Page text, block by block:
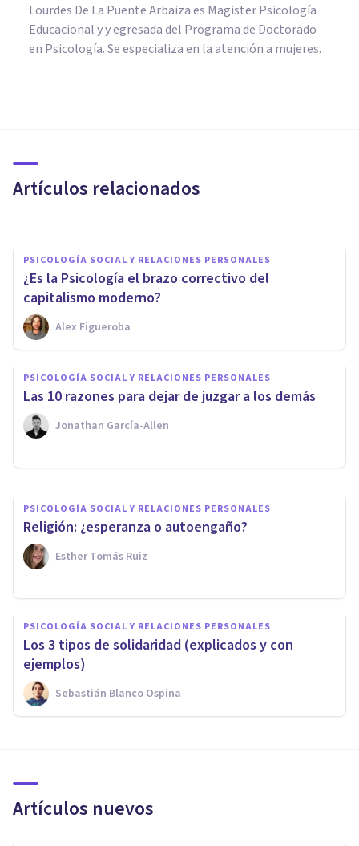
Lourdes De La Puente Arbaiza es Magister Psicología
Educacional y y egresada del Programa de Doctorado
en Psicología. Se especializa en la atención a mujeres.
Artículos relacionados
religiones?
PSICOLOGÍA SOCIAL Y RELACIONES PERSONALES
¿Es la Psicología el brazo correctivo del
capitalismo moderno?
Alex Figueroba
PSICOLOGÍA SOCIAL Y RELACIONES PERSONALES
Las 10 razones para dejar de juzgar a los demás
Jonathan García-Allen
¿Es siempre bueno el Amor
Incondicional?
PSICOLOGÍA SOCIAL Y RELACIONES PERSONALES
Religión: ¿esperanza o autoengaño?
Esther Tomás Ruiz
PSICOLOGÍA SOCIAL Y RELACIONES PERSONALES
Los 3 tipos de solidaridad (explicados y con
ejemplos)
Sebastián Blanco Ospina
Artículos nuevos